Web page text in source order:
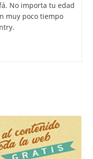
No importa tu edad
muy poco tiempo